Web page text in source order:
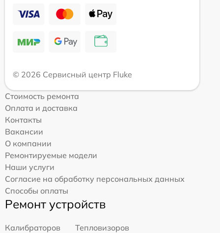
© 2026 Сервисный центр Fluke
Стоимость ремонта
Оплата и доставка
Контакты
Вакансии
О компании
Ремонтируемые модели
Наши услуги
Согласие на обработку персональных данных
Способы оплаты
Ремонт устройств
Калибраторов
Тепловизоров